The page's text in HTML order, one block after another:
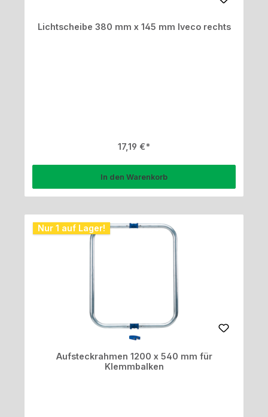
Lichtscheibe 380 mm x 145 mm Iveco rechts
Regulärer Preis:
17,19 €
In den Warenkorb
Nur 1 auf Lager!
Aufsteckrahmen 1200 x 540 mm für
Klemmbalken